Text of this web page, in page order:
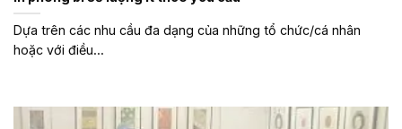
Dựa trên các nhu cầu đa dạng của những tổ chức/cá nhân
hoặc với điều...